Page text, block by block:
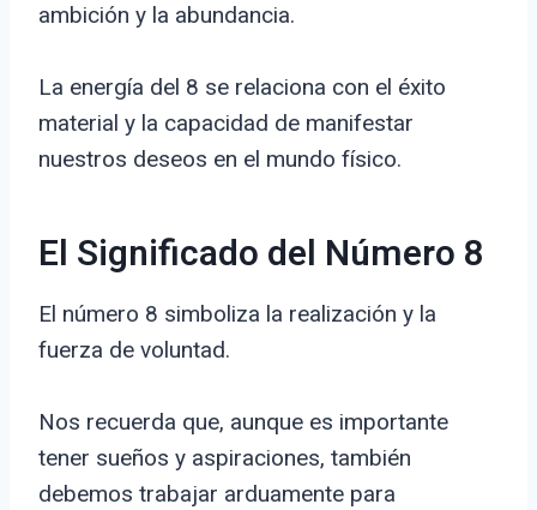
ambición y la abundancia.
La energía del 8 se relaciona con el éxito
material y la capacidad de manifestar
nuestros deseos en el mundo físico.
El Significado del Número 8
El número 8 simboliza la realización y la
fuerza de voluntad.
Nos recuerda que, aunque es importante
tener sueños y aspiraciones, también
debemos trabajar arduamente para